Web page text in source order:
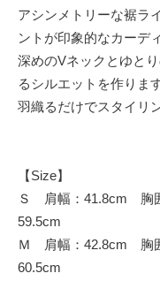
アシンメトリーな裾ラ
ントが印象的なカーデ
深めのVネックとゆと
るシルエットを作ります
羽織るだけでスタイリ
【Size】
Ｓ 肩幅：41.8cm 胸
59.5cm
Ｍ 肩幅：42.8cm 胸
60.5cm